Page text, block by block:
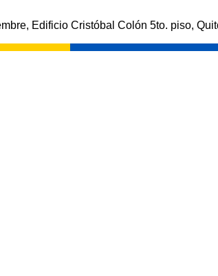
Edificio Cristóbal Colón 5to. piso,